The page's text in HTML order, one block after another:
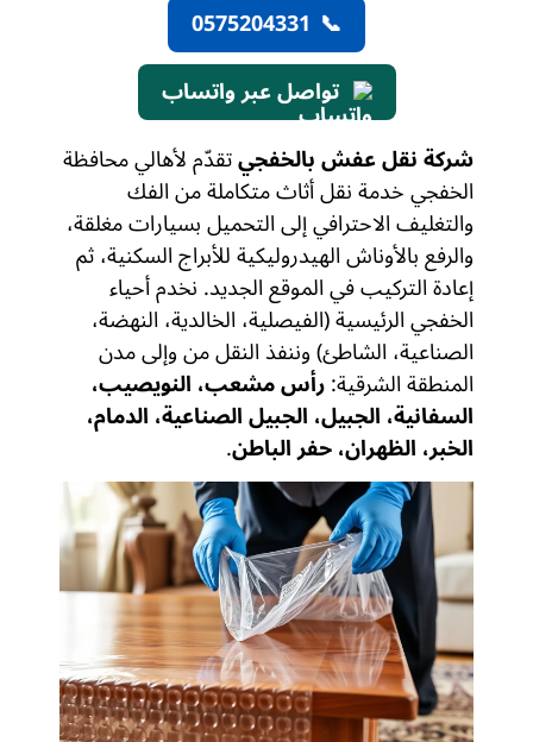
📞
0575204331
تواصل عبر واتساب
شركة نقل عفش بالخفجيتقدّم لأهالي محافظة
الخفجي خدمة نقل أثاث متكاملة من الفك
والتغليف الاحترافي إلى التحميل بسيارات مغلقة،
والرفع بالأوناش الهيدروليكية للأبراج السكنية، ثم
إعادة التركيب في الموقع الجديد. نخدم أحياء
الخفجي الرئيسية (الفيصلية، الخالدية، النهضة،
الصناعية، الشاطئ) وننفذ النقل من وإلى مدن
المنطقة الشرقية:رأس مشعب، النويصيب،
السفانية، الجبيل، الجبيل الصناعية، الدمام،
الخبر، الظهران، حفر الباطن.